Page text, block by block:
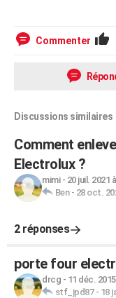
Commenter
Discussions similaires
Comment
Electrolux ?
mimi- 20 juil. 2021
Ben- 28 oct.
2 réponses
porte four
drcg - 11 déc.
stf_jpd87- 18